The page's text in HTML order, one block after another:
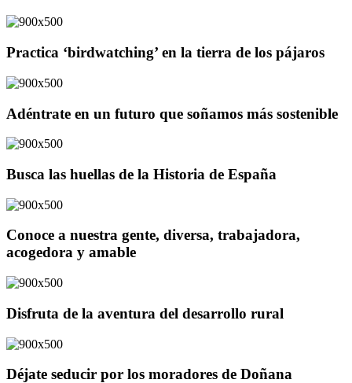
Practica ‘birdwatching’ en la tierra de los pájaros
Adéntrate en un futuro que soñamos más sostenible
Busca las huellas de la Historia de España
Conoce a nuestra gente, diversa, trabajadora,
acogedora y amable
Disfruta de la aventura del desarrollo rural
Déjate seducir por los moradores de Doñana